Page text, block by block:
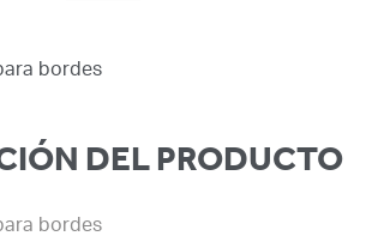
bordes
DEL PRODUCTO
bordes